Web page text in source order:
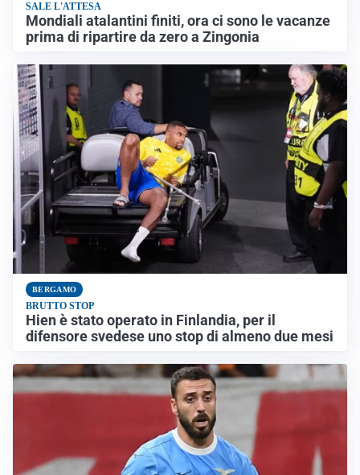
SALE L'ATTESA
Mondiali atalantini finiti, ora ci sono le vacanze
prima di ripartire da zero a Zingonia
BERGAMO
BRUTTO STOP
Hien è stato operato in Finlandia, per il
difensore svedese uno stop di almeno due mesi